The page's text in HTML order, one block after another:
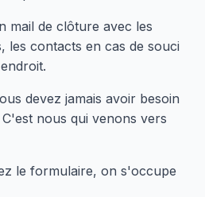
mail de clôture avec les
les contacts en cas de souci
devez jamais avoir besoin
nous qui venons vers
le formulaire, on s'occupe